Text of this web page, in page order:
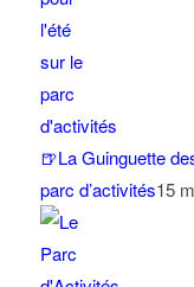
🍺La Guinguette
parc d’activités15